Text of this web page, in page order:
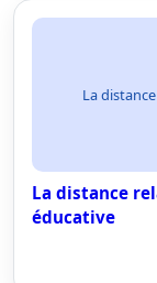
La
La distance
éducative